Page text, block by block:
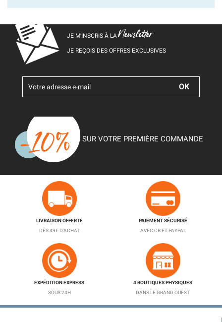
JE M’INSCRIS À LANewsletter
JE REÇOIS DES OFFRES EXCLUSIVES
SUR VOTRE PREMIÈRE COMMANDE
LIVRAISON OFFERTE
DÈS 49€ D'ACHAT
PAIEMENT SÉCURISÉ
AVEC CB ET PAYPAL
EXPÉDITION EXPRESS
SOUS 24H
4 BOUTIQUES PHYSIQUES
DANS LE GRAND OUEST